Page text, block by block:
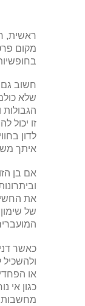
ראשית,
מקום
חשוב
שלא
זו יכול
לדון
איתך
אם בן
את
של
כאשר
או
כגון אי